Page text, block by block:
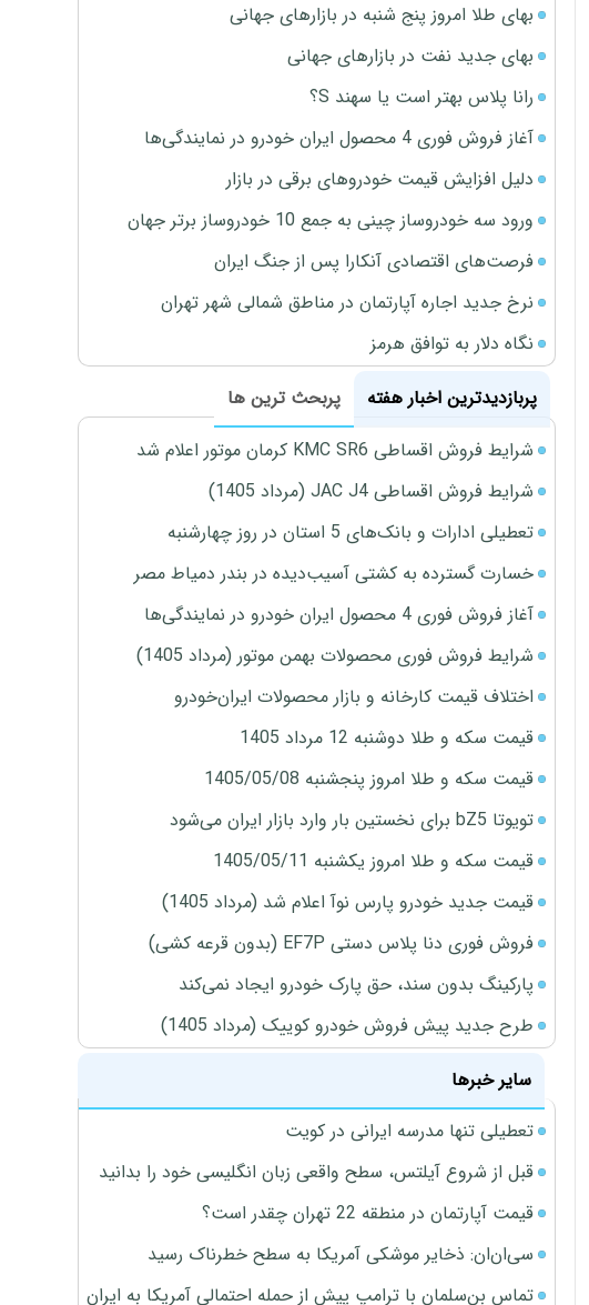
بهای طلا امروز پنج شنبه در بازارهای جهانی
بهای جدید نفت در بازارهای جهانی
رانا پلاس بهتر است یا سهند S؟
آغاز فروش فوری 4 محصول ایران خودرو در نمایندگی‌ها
دلیل افزایش قیمت خودروهای برقی در بازار
ورود سه خودروساز چینی به جمع 10 خودروساز برتر جهان
فرصت‌های اقتصادی آنکارا پس از جنگ ایران
نرخ جدید اجاره آپارتمان در مناطق شمالی شهر تهران
نگاه دلار به توافق هرمز
پربازدیدترین اخبار هفته
پربحث ترین ها
شرایط فروش اقساطی KMC SR6 کرمان موتور اعلام شد
شرایط فروش اقساطی JAC J4 (مرداد 1405)
تعطیلی ادارات و بانک‌های 5 استان در روز چهارشنبه
خسارت گسترده به کشتی آسیب‌دیده در بندر دمیاط مصر
آغاز فروش فوری 4 محصول ایران خودرو در نمایندگی‌ها
شرایط فروش فوری محصولات بهمن موتور (مرداد 1405)
اختلاف قیمت کارخانه و بازار محصولات ایران‌خودرو
قیمت سکه و طلا دوشنبه 12 مرداد 1405
قیمت سکه و طلا امروز پنجشنبه 1405/05/08
تویوتا bZ5 برای نخستین بار وارد بازار ایران می‌شود
قیمت سکه و طلا امروز یکشنبه 1405/05/11
قیمت جدید خودرو پارس نوآ اعلام شد (مرداد 1405)
فروش فوری دنا پلاس دستی EF7P (بدون قرعه کشی)
پارکینگ بدون سند، حق پارک خودرو ایجاد نمی‌کند
طرح جدید پیش فروش خودرو کوییک (مرداد 1405)
سایر خبرها
تعطیلی تنها مدرسه ایرانی در کویت
قبل از شروع آیلتس، سطح واقعی زبان انگلیسی خود را بدانید
قیمت آپارتمان در منطقه 22 تهران چقدر است؟
سی‌ان‌ان: ذخایر موشکی آمریکا به سطح خطرناک رسید
تماس بن‌سلمان با ترامپ پیش از حمله احتمالی آمریکا به ایران